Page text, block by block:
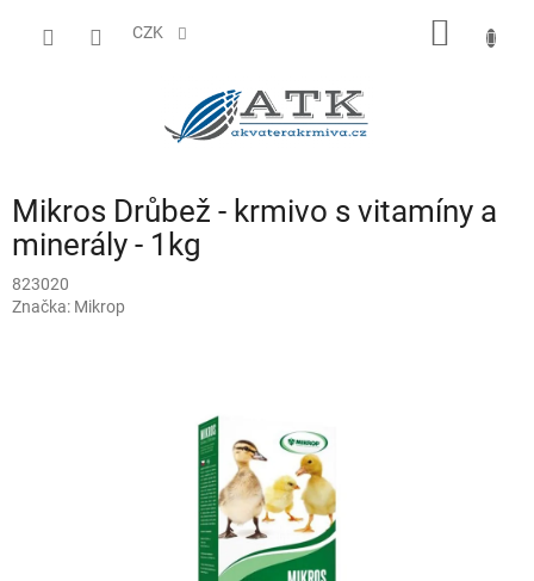
CZK
Mikros Drůbež - krmivo s vitamíny a
minerály - 1kg
823020
Značka: Mikrop